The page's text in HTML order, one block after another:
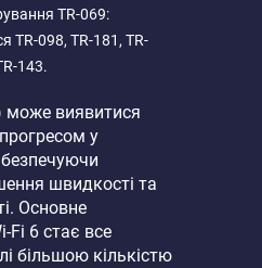
TR-069:
TR-098, TR-181, TR-
143.
може виявитися
у
швидкості та
Основне
Fi 6 стає все
більшою кількістю